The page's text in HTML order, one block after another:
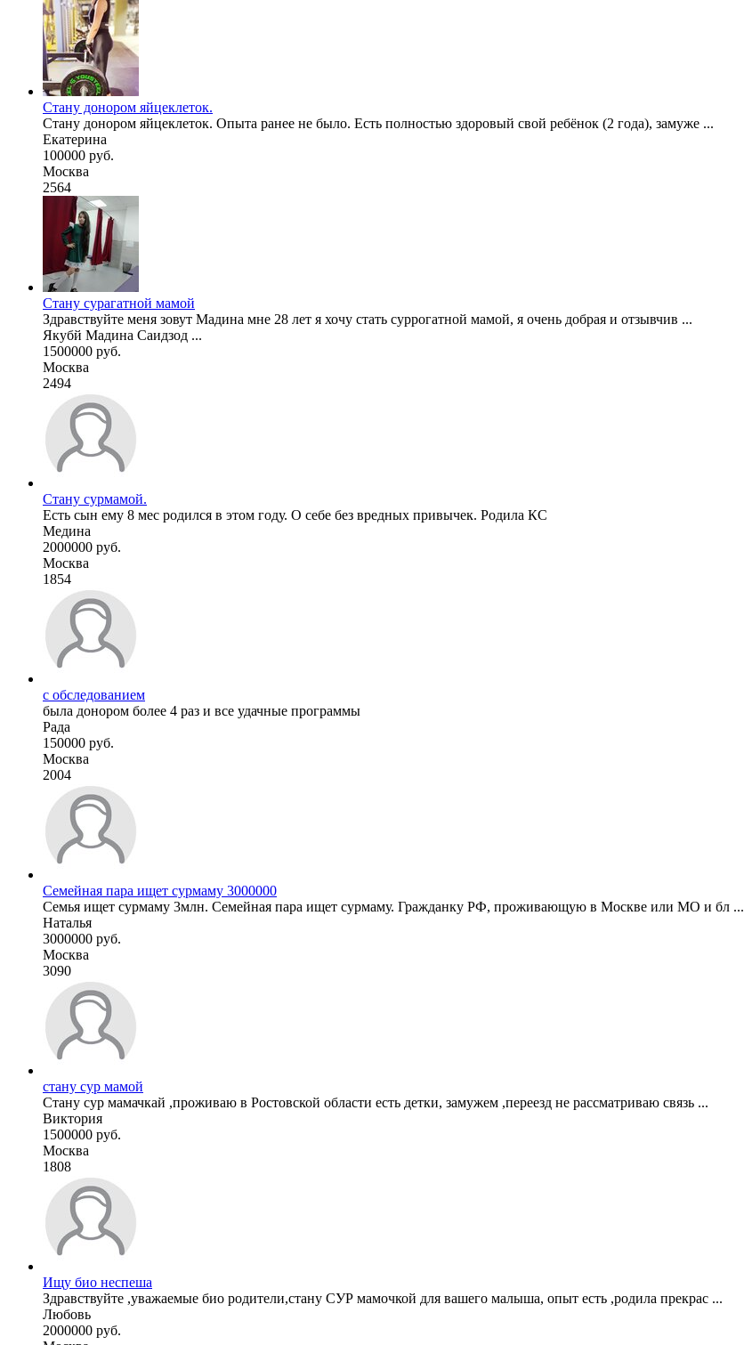
Стану донором яйцеклеток.
Стану донором яйцеклеток. Опыта ранее не было. Есть полностью здоровый свой ребёнок (2 года), замуже ...
Екатерина
100000 руб.
Москва
2564
Стану сурагатной мамой
Здравствуйте меня зовут Мадина мне 28 лет я хочу стать суррогатной мамой, я очень добрая и отзывчив ...
Якубй Мадина Саидзод ...
1500000 руб.
Москва
2494
Стану сурмамой.
Есть сын ему 8 мес родился в этом году. О себе без вредных привычек. Родила КС
Медина
2000000 руб.
Москва
1854
с обследованием
была донором более 4 раз и все удачные программы
Рада
150000 руб.
Москва
2004
Семейная пара ищет сурмаму 3000000
Семья ищет сурмаму 3млн. Семейная пара ищет сурмаму. Гражданку РФ, проживающую в Москве или МО и бл ...
Наталья
3000000 руб.
Москва
3090
стану сур мамой
Стану сур мамачкай ,проживаю в Ростовской области есть детки, замужем ,переезд не рассматриваю связь ...
Виктория
1500000 руб.
Москва
1808
Ищу био неспеша
Здравствуйте ,уважаемые био родители,стану СУР мамочкой для вашего малыша, опыт есть ,родила прекрас ...
Любовь
2000000 руб.